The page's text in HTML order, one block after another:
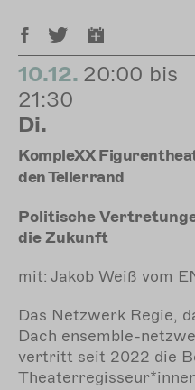
10.12. 20:00 bis
21:30
Di.
KompleXX
den Tellerrand
Politische
die Zukunft
mit: Jakob Weiß vom
Das Netzwerk Regie,
Dach ensemble-
vertritt seit 2022 die